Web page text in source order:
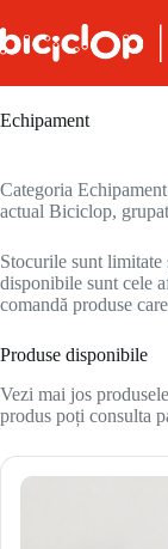
Echipament
Categoria
actual Biciclop,
Stocurile sunt limitate
disponibile sunt cele
comandă produse
Produse disponibile
Vezi mai jos
produs poți consulta